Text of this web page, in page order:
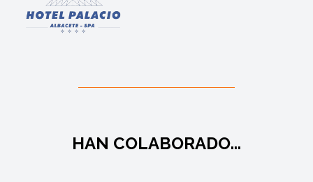
HAN COLABORADO...